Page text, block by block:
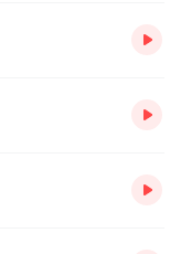
随时咨询问题，也可